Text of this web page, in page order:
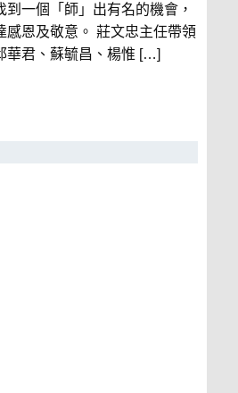
一個「師」出有名的機會，
感恩及敬意。 莊文忠主任帶領
華君、蘇毓昌、楊惟 […]